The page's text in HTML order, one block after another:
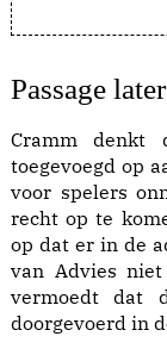
Passage
Cramm
toegevoegd op
voor spelers
recht op te
op dat er in de
van Advies
vermoedt dat
doorgevoerd in